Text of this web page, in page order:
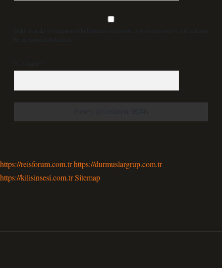
Daha sonraki yorumlarımda kullanılması için adım, e-posta adresim ve site adresim
bu tarayıcıya kaydedilsin.
9 - 5 kaçtır?
https://reisforum.com.trhttps://durmuslargrup.com.tr
https://kilisinsesi.com.trSitemap